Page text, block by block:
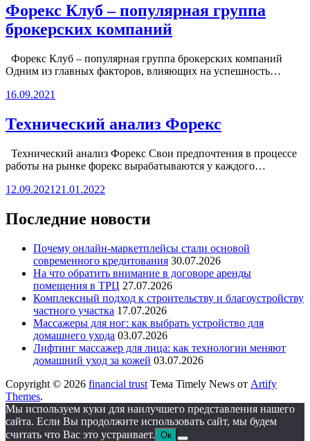
Форекс Клуб – популярная группа
брокерских компаний
Форекс Клуб – популярная группа брокерских компаний
Одним из главных факторов, влияющих на успешность…
16.09.2021
Технический анализ Форекс
Технический анализ Форекс Свои предпочтения в процессе
работы на рынке форекс вырабатываются у каждого…
12.09.2021 21.01.2022
Последние новости
Почему онлайн-маркетплейсы стали основой
современного кредитования 30.07.2026
На что обратить внимание в договоре аренды
помещения в ТРЦ 27.07.2026
Комплексный подход к строительству и благоустройству
частного участка 17.07.2026
Массажеры для ног: как выбрать устройство для
домашнего ухода 03.07.2026
Лифтинг массажер для лица: как технологии меняют
домашний уход за кожей 03.07.2026
Copyright © 2026 financial trust Тема Timely News от Artify
Themes.
Мы используем куки для наилучшего представления нашего
сайта. Если Вы продолжите использовать сайт, мы будем
считать что Вас это устраивает. Ок